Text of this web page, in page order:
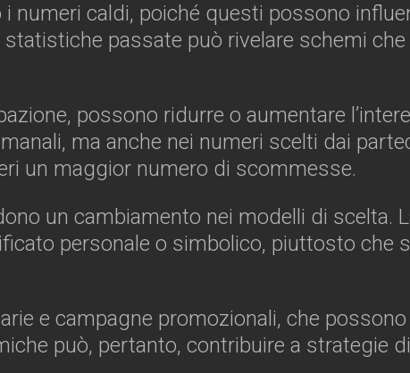
numeri caldi, poiché questi possono
passate può rivelare schemi
possono ridurre o aumentare
ma anche nei numeri scelti dai
un maggior numero di scommesse.
un cambiamento nei modelli di scelta.
personale o simbolico, piuttosto che
e campagne promozionali, che
può, pertanto, contribuire a strategie